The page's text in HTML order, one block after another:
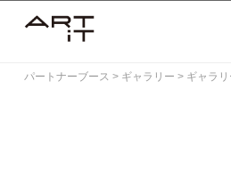
パートナーブース > ギャラリー > ギャラ